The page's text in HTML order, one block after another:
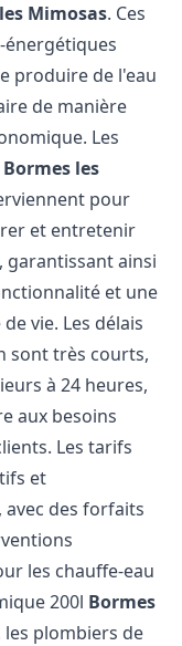
Mimosas. Ces
énergétiques
produire de l'eau
de manière
Les
Bormes les
pour
et entretenir
garantissant ainsi
et une
vie. Les délais
sont très courts,
à 24 heures,
aux besoins
Les tarifs
et
des forfaits
les chauffe-eau
200l Bormes
les plombiers de